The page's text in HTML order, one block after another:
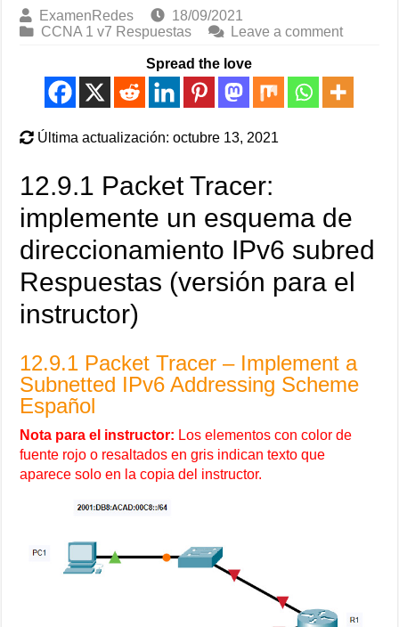
ExamenRedes
18/09/2021
CCNA 1 v7 Respuestas
Leave a comment
Spread the love
Última actualización: octubre 13, 2021
12.9.1 Packet Tracer:
implemente un esquema de
direccionamiento IPv6 subred
Respuestas (versión para el
instructor)
12.9.1 Packet Tracer – Implement a
Subnetted IPv6 Addressing Scheme
Español
Nota para el instructor: Los elementos con color de
fuente rojo o resaltados en gris indican texto que
aparece solo en la copia del instructor.